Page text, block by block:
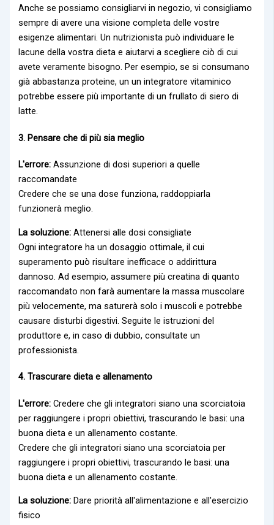
Anche se possiamo consigliarvi in negozio, vi consigliamo
sempre di avere una visione completa delle vostre
esigenze alimentari. Un nutrizionista può individuare le
lacune della vostra dieta e aiutarvi a scegliere ciò di cui
avete veramente bisogno. Per esempio, se si consumano
già abbastanza proteine, unun integratore vitaminico
potrebbe essere più importante di un frullato di siero di
latte.
3. Pensare che di più sia meglio
L'errore: Assunzione di dosi superiori a quelle
raccomandate
Credere che se una dose funziona, raddoppiarla
funzionerà meglio.
La soluzione: Attenersi alle dosi consigliate
Ogni integratore ha un dosaggio ottimale, il cui
superamento può risultare inefficace o addirittura
dannoso. Ad esempio, assumere piùcreatina di quanto
raccomandato non farà aumentare la massa muscolare
più velocemente, ma saturerà solo i muscoli e potrebbe
causare disturbi digestivi. Seguite le istruzioni del
produttore e, in caso di dubbio, consultate un
professionista.
4. Trascurare dieta e allenamento
L'errore: Credere che gli integratori siano una scorciatoia
per raggiungere i propri obiettivi, trascurando le basi: una
buona dieta e un allenamento costante.
Credere che gli integratori siano una scorciatoia per
raggiungere i propri obiettivi, trascurando le basi: una
buona dieta e un allenamento costante.
La soluzione: Dare priorità all'alimentazione e all'esercizio
fisico